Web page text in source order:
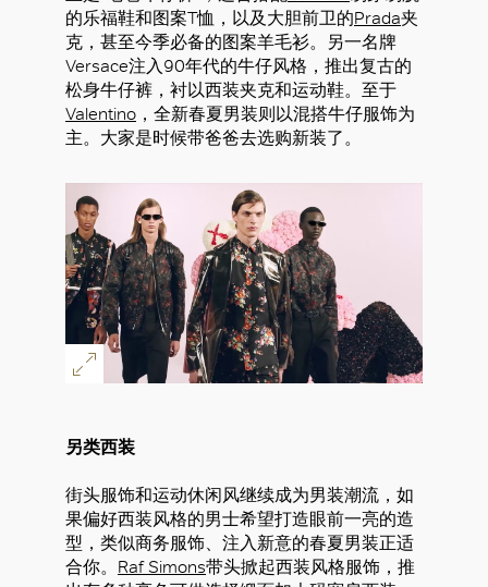
的乐福鞋和图案T恤，以及大胆前卫的Prada夹
克，甚至今季必备的图案羊毛衫。另一名牌
Versace注入90年代的牛仔风格，推出复古的
松身牛仔裤，衬以西装夹克和运动鞋。至于
Valentino ，全新春夏男装则以混搭牛仔服饰为
主。大家是时候带爸爸去选购新装了。
另类西装
街头服饰和运动休闲风继续成为男装潮流，如
果偏好西装风格的男士希望打造眼前一亮的造
型，类似商务服饰、注入新意的春夏男装正适
合你。 Raf Simons带头掀起西装风格服饰，推